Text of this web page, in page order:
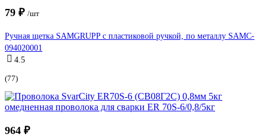
79 ₽ /шт
Ручная щетка SAMGRUPP с пластиковой ручкой, по металлу SAMC-
094020001
4.5
(77)
964 ₽